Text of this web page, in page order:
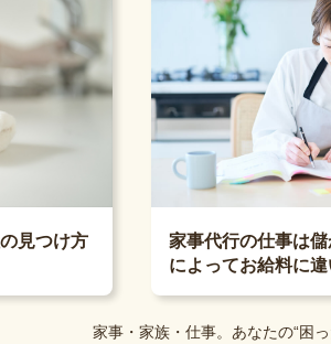
見つけ方
家事代行の仕事は
によってお給料に違
家事・家族・仕事。あなたの“困